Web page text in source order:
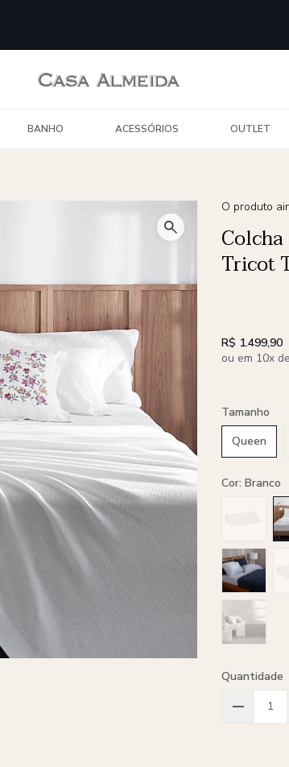
BANHO ACESSÓRIOS OUTLET
O produto
Tricot
R$ 1.499,90
ou em 10x
Tamanho
Queen
Cor: Branco
Quantidade